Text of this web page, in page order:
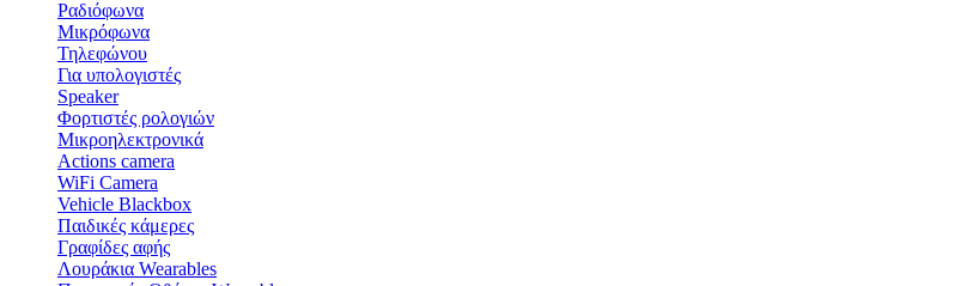
Ραδιόφωνα
Μικρόφωνα
Τηλεφώνου
Για υπολογιστές
Speaker
Φορτιστές ρολογιών
Μικροηλεκτρονικά
Actions camera
WiFi Camera
Vehicle Blackbox
Παιδικές κάμερες
Γραφίδες αφής
Λουράκια Wearables